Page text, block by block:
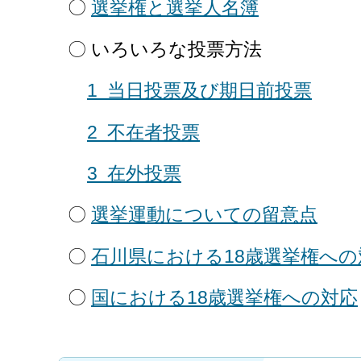
〇 選挙権と選挙人名簿
〇 いろいろな投票方法
1 当日投票及び期日前投票
2 不在者投票
3 在外投票
〇 選挙運動についての留意点
〇 石川県における18歳選挙権へ
〇 国における18歳選挙権への対応